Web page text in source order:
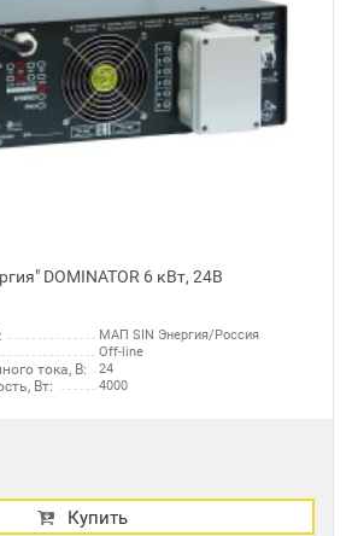
DOMINATOR 6 кВт, 24В
МАП SIN Энергия/Россия
Off-line
тока, В: 24
Вт: 4000
Купить